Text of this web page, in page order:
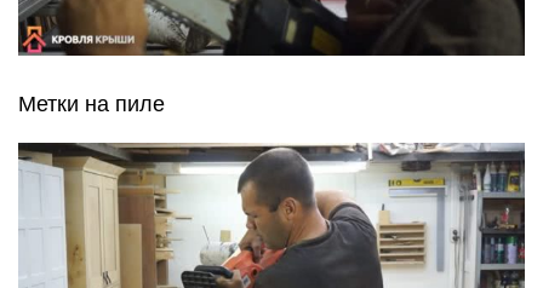
Метки на пиле